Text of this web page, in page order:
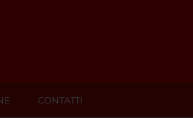
CONTATTI